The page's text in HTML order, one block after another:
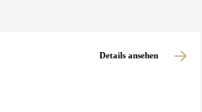
Details ansehen